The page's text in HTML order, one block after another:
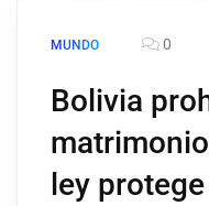
MUNDO 0
Bolivia
ley